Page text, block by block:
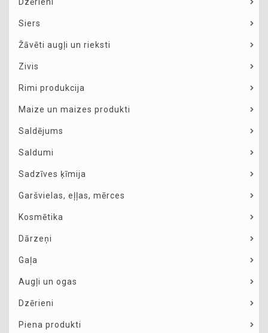
Siers
Žāvēti augļi un rieksti
Zivis
Rimi produkcija
Maize un maizes produkti
Saldējums
Saldumi
Sadzīves ķīmija
Garšvielas, eļļas, mērces
Kosmētika
Dārzeņi
Gaļa
Augļi un ogas
Dzērieni
Piena produkti